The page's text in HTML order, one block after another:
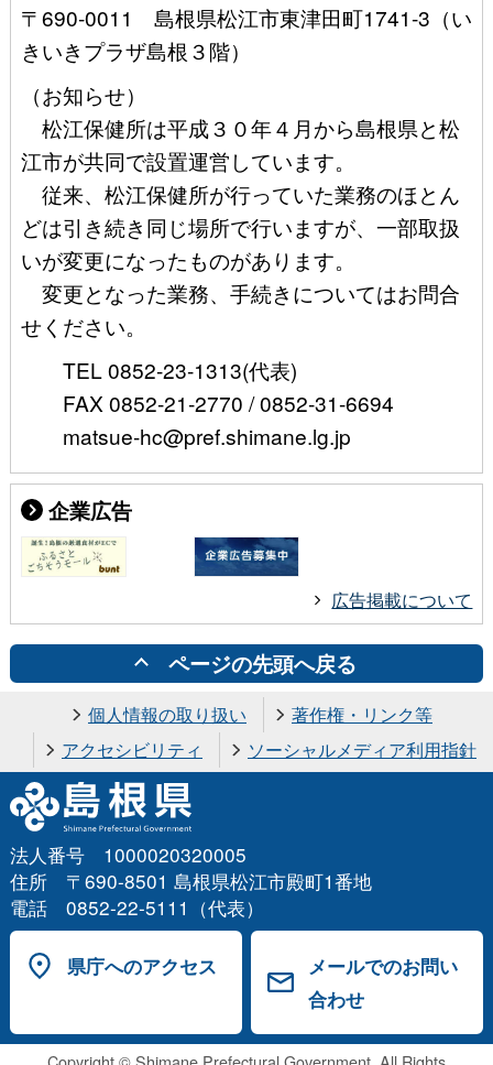
〒690-0011 島根県松江市東津田町1741-3（い
きいきプラザ島根３階）
（お知らせ）
松江保健所は平成３０年４月から島根県と松
江市が共同で設置運営しています。
従来、松江保健所が行っていた業務のほとん
どは引き続き同じ場所で行いますが、一部取扱
いが変更になったものがあります。
変更となった業務、手続きについてはお問合
せください。
TEL 0852-23-1313(代表)
FAX 0852-21-2770 / 0852-31-6694
matsue-hc@pref.shimane.lg.jp
企業広告
広告掲載について
ページの先頭へ戻る
個人情報の取り扱い
著作権・リンク等
アクセシビリティ
ソーシャルメディア利用指針
法人番号 1000020320005
住所 〒690-8501 島根県松江市殿町1番地
電話 0852-22-5111（代表）
県庁へのアクセス
メールでのお問い
合わせ